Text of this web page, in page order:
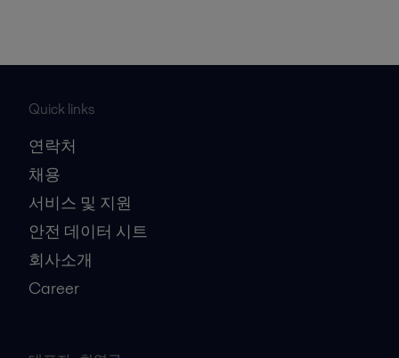
Quick links
연락처
채용
서비스 및 지원
안전 데이터 시트
회사소개
Career